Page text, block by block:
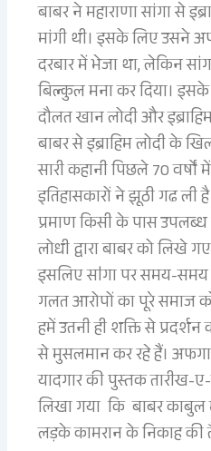
बाबर ने महाराणा सांगा से
मांगी थी। इसके लिए उसने
दरबार में भेजा था, लेकिन
बिल्कुल मना कर दिया।
दौलत खान लोदी और
बाबर से इब्राहिम लोदी के
सारी कहानी पिछले 70 वर्षों
इतिहासकारों ने झूठी गढ ली
प्रमाण किसी के पास
लोधी द्वारा बाबर को लिखे
इसलिए साऺगा पर समय-
गलत आरोपों का पूरे समाज
हमें उतनी ही शक्ति से
से मुसलमान कर रहे हैं।
यादगार की पुस्तक
लिखा गया कि बाबर
लड़के कामरान के निकाह की